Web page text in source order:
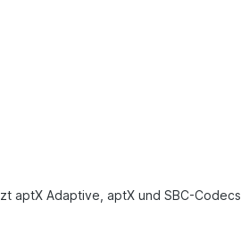
aptX Adaptive, aptX und SBC-Codecs